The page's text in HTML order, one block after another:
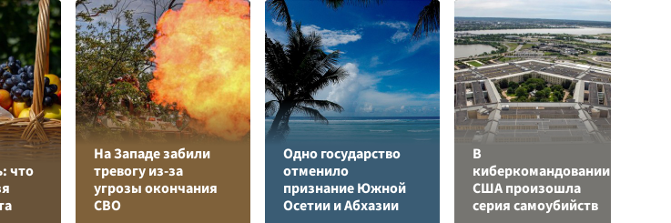
что
На Западе забили
тревогу из-за
угрозы окончания
СВО
Одно государство
отменило
признание Южной
Осетии и Абхазии
В
киберкомандовании
США произошла
серия самоубийств